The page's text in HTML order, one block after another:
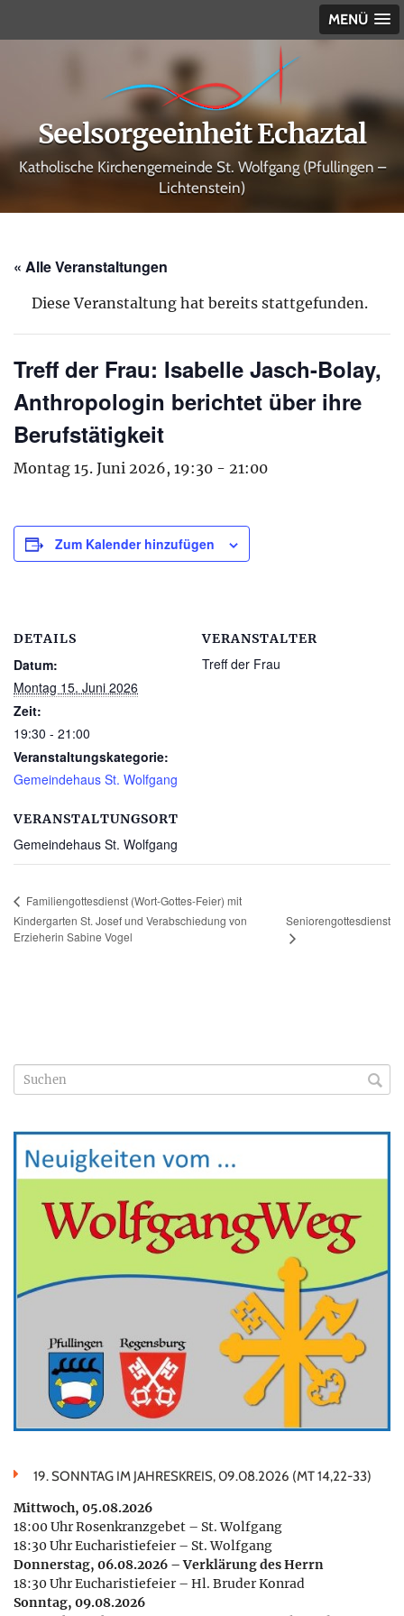
MENÜ
Seelsorgeeinheit Echaztal
Katholische Kirchengemeinde St. Wolfgang (Pfullingen –
Lichtenstein)
« Alle Veranstaltungen
Diese Veranstaltung hat bereits stattgefunden.
Treff der Frau: Isabelle Jasch-Bolay,
Anthropologin berichtet über ihre
Berufstätigkeit
Montag 15. Juni 2026, 19:30 - 21:00
Zum Kalender hinzufügen
DETAILS
Datum:
Montag 15. Juni 2026
Zeit:
19:30 - 21:00
Veranstaltungskategorie:
Gemeindehaus St. Wolfgang
VERANSTALTUNGSORT
Gemeindehaus St. Wolfgang
VERANSTALTER
Treff der Frau
Familiengottesdienst (Wort-Gottes-Feier) mit
Kindergarten St. Josef und Verabschiedung von
Erzieherin Sabine Vogel
Seniorengottesdienst
19. SONNTAG IM JAHRESKREIS, 09.08.2026 (MT 14,22-33)
Mittwoch, 05.08.2026
18:00 Uhr Rosenkranzgebet – St. Wolfgang
18:30 Uhr Eucharistiefeier – St. Wolfgang
Donnerstag, 06.08.2026 – Verklärung des Herrn
18:30 Uhr Eucharistiefeier – Hl. Bruder Konrad
Sonntag, 09.08.2026